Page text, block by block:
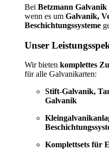
Bei Betzmann Galvanik
wenn es um Galvanik,
Beschichtungssysteme
Unser
Wir bieten komplettes
für alle Galvanikarten:
Stift-Galvanik,
Galvanik
Komplettsets für